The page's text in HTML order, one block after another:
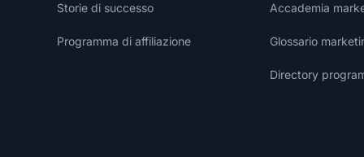
Storie di successo
Programma di affiliazione
Accademia
Glossario
Directory